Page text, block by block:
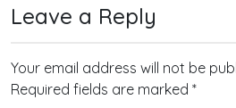
Leave a Reply
Your email address will not be
Required fields are marked *